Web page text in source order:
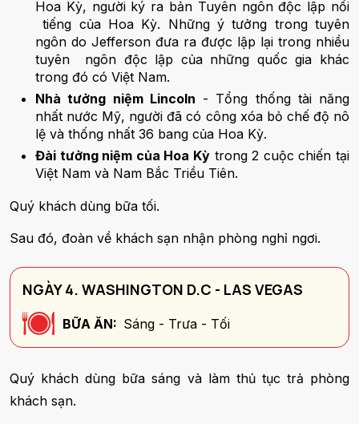
Hoa Kỳ, người ký ra bản Tuyên ngôn độc lập nổi
tiếng của Hoa Kỳ. Những ý tưởng trong tuyên
ngôn do Jefferson đưa ra được lập lại trong nhiều
tuyên ngôn độc lập của những quốc gia khác
trong đó có Việt Nam.
Nhà tưởng niệm Lincoln - Tổng thống tài năng
nhất nước Mỹ, người đã có công xóa bỏ chế độ nô
lệ và thống nhất 36 bang của Hoa Kỳ.
Đài tưởng niệm của Hoa Kỳ trong 2 cuộc chiến tại
Việt Nam và Nam Bắc Triều Tiên.
Quý khách dùng bữa tối.
Sau đó, đoàn về khách sạn nhận phòng nghỉ ngơi.
NGÀY 4. WASHINGTON D.C - LAS VEGAS
BỮA ĂN: Sáng - Trưa - Tối
Quý khách dùng bữa sáng và làm thủ tục trả phòng
khách sạn.